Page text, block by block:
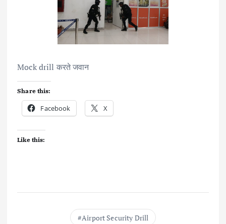
Mock drill करते जवान
Share this:
Facebook X
Like this:
Airport Security Drill